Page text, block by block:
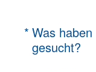
* Was
gesucht?